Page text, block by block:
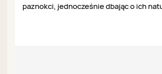
paznokci, jednocześnie dbając o ich